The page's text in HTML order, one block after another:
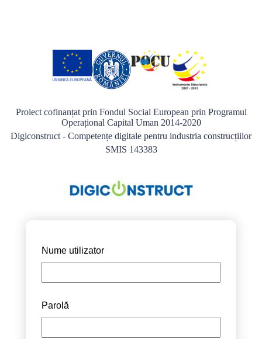
Proiect cofinanțat prin Fondul Social European prin Programul
Operațional Capital Uman 2014-2020
Digiconstruct - Competențe digitale pentru industria construcțiilor
SMIS 143383
Nume utilizator
Parolă